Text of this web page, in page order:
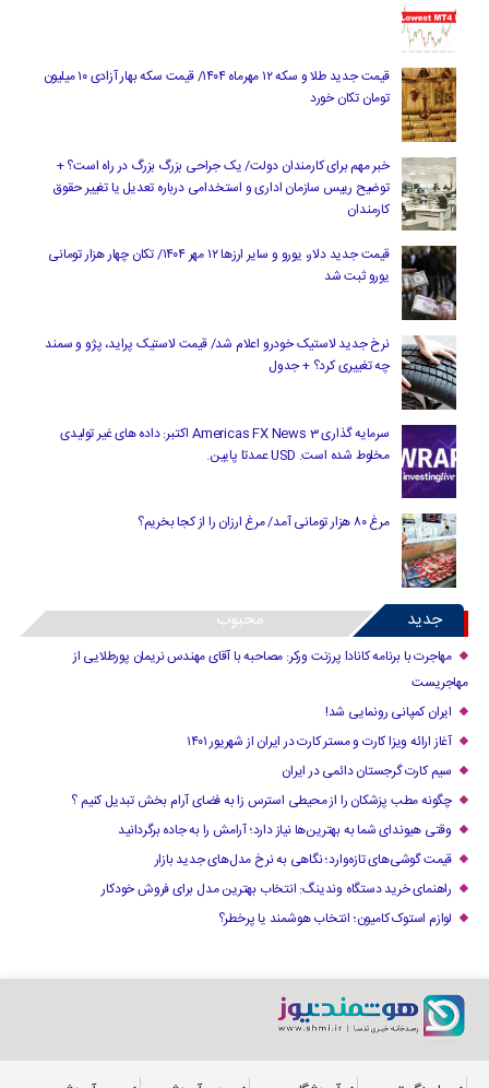
قیمت جدید طلا و سکه ۱۲ مهرماه ۱۴۰۴/ قیمت سکه بهار آزادی ۱۰ میلیون
تومان تکان خورد
خبر مهم برای کارمندان دولت/ یک جراحی بزرگ بزرگ در راه است؟ +
توضیح رییس سازمان اداری و استخدامی درباره تعدیل یا تغییر حقوق
کارمندان
قیمت جدید دلار، یورو و سایر ارزها ۱۲ مهر ۱۴۰۴/ تکان چهار هزار تومانی
یورو ثبت شد
نرخ جدید لاستیک خودرو اعلام شد/ قیمت لاستیک پراید، پژو و سمند
چه تغییری کرد؟ + جدول
سرمایه گذاری Americas FX News 3 اکتبر: داده های غیر تولیدی
مخلوط شده است. USD عمدتا پایین.
مرغ ۸۰ هزار تومانی آمد/ مرغ ارزان را از کجا بخریم؟
جدید محبوب
مهاجرت با برنامه کانادا پرزنت ورکر: مصاحبه با آقای مهندس نریمان پورطلایی از
مهاجریست
ایران کمپانی رونمایی شد!
آغاز ارائه ویزا کارت و مستر کارت در ایران از شهریور ۱۴۰۱
سیم کارت گرجستان دائمی در ایران
چگونه مطب پزشکان را از محیطی استرس زا به فضای آرام بخش تبدیل کنیم ؟
وقتی هیوندای شما به بهترین‌ها نیاز دارد؛ آرامش را به جاده برگردانید
قیمت گوشی‌های تازه‌وارد؛ نگاهی به نرخ مدل‌های جدید بازار
راهنمای خرید دستگاه وندینگ: انتخاب بهترین مدل برای فروش خودکار
لوازم استوک کامیون؛ انتخاب هوشمند یا پرخطر؟